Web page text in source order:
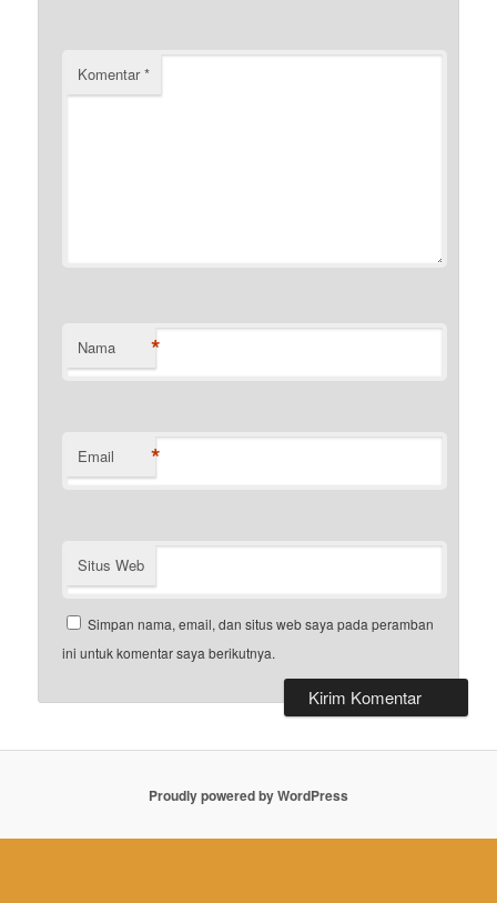
Komentar*
Nama *
Email *
Situs Web
Simpan nama, email, dan situs web saya pada peramban
ini untuk komentar saya berikutnya.
Proudly powered by WordPress